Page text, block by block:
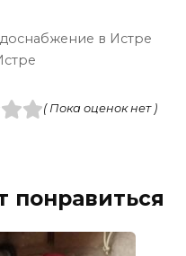
в Истре
( Пока оценок нет )
понравиться